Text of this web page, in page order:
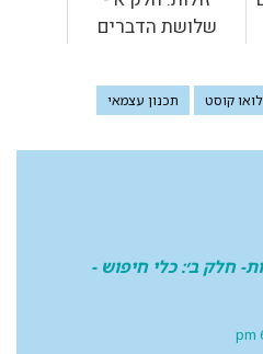
שלושת הדברים
שאתם צריכים!
לואו קוסט תכנון עצמאי
חלק ב׳: כלי חיפוש -